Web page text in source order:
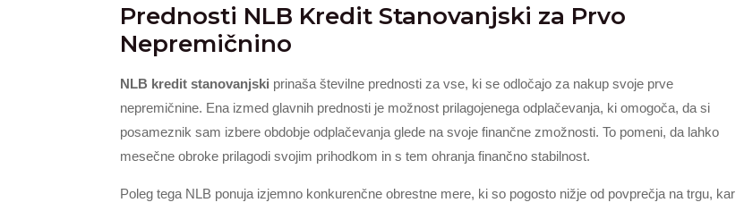
Prednosti NLB Kredit Stanovanjski za Prvo
Nepremičnino
NLB kredit stanovanjski prinaša številne prednosti za vse, ki se odločajo za nakup svoje prve
nepremičnine. Ena izmed glavnih prednosti je možnost prilagojenega odplačevanja, ki omogoča, da si
posameznik sam izbere obdobje odplačevanja glede na svoje finančne zmožnosti. To pomeni, da lahko
mesečne obroke prilagodi svojim prihodkom in s tem ohranja finančno stabilnost.
Poleg tega NLB ponuja izjemno konkurenčne obrestne mere, ki so pogosto nižje od povprečja na trgu, kar